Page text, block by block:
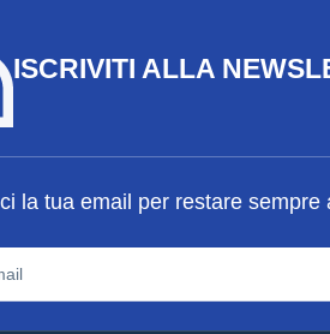
ISCRIVITI ALLA
la tua email per restare sempre